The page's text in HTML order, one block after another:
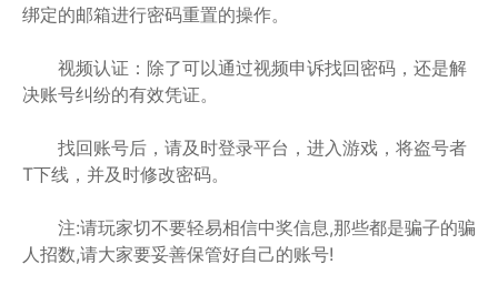
绑定的邮箱进行密码重置的操作。
视频认证：除了可以通过视频申诉找回密码，还是解
决账号纠纷的有效凭证。
找回账号后，请及时登录平台，进入游戏，将盗号者
T下线，并及时修改密码。
注:请玩家切不要轻易相信中奖信息,那些都是骗子的骗
人招数,请大家要妥善保管好自己的账号!